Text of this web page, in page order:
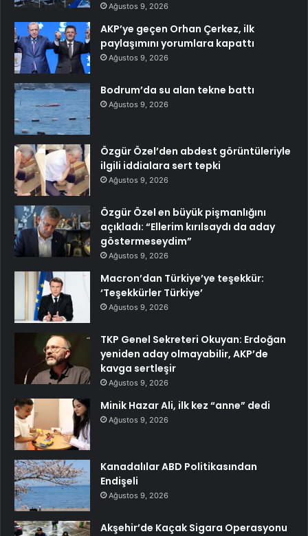
Ağustos 9, 2026
AKP’ye geçen Orhan Çerkez, ilk
paylaşımını yorumlara kapattı
Ağustos 9, 2026
Bodrum’da su alan tekne battı
Ağustos 9, 2026
Özgür Özel’den abdest görüntüleriyle
ilgili iddialara sert tepki
Ağustos 9, 2026
Özgür Özel en büyük pişmanlığını
açıkladı: “Ellerim kırılsaydı da aday
göstermeseydim”
Ağustos 9, 2026
Macron’dan Türkiye’ye teşekkür:
‘Teşekkürler Türkiye’
Ağustos 9, 2026
TKP Genel Sekreteri Okuyan: Erdoğan
yeniden aday olmayabilir, AKP’de
kavga sertleşir
Ağustos 9, 2026
Minik Hazar Ali, ilk kez “anne” dedi
Ağustos 9, 2026
Kanadalılar ABD Politikasından
Endişeli
Ağustos 9, 2026
Akşehir’de Kaçak Sigara Operasyonu